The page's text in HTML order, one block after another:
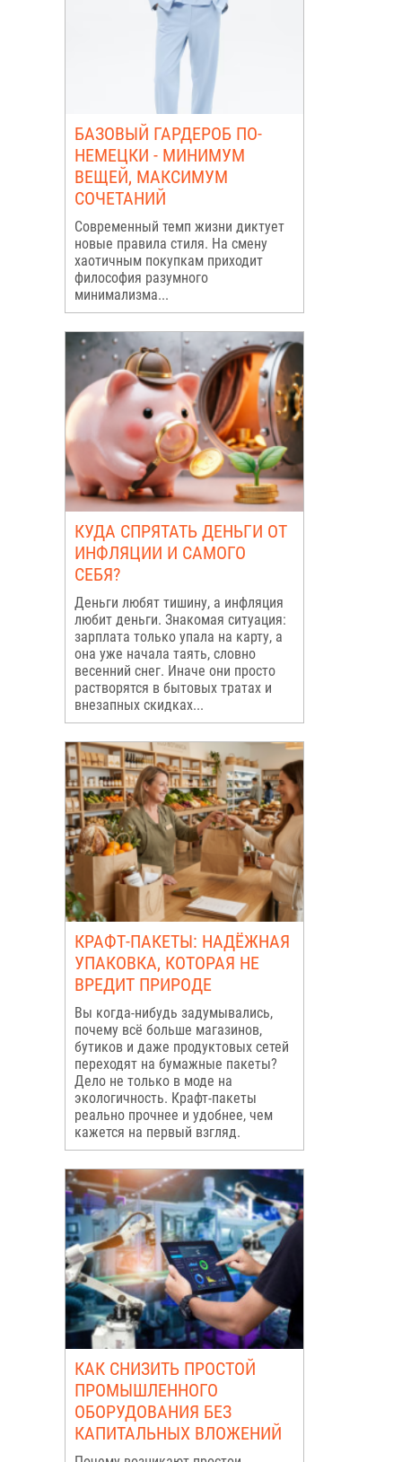
БАЗОВЫЙ ГАРДЕРОБ ПО-
НЕМЕЦКИ - МИНИМУМ
ВЕЩЕЙ, МАКСИМУМ
СОЧЕТАНИЙ
Современный темп жизни диктует
новые правила стиля. На смену
хаотичным покупкам приходит
философия разумного
минимализма...
КУДА СПРЯТАТЬ ДЕНЬГИ ОТ
ИНФЛЯЦИИ И САМОГО
СЕБЯ?
Деньги любят тишину, а инфляция
любит деньги. Знакомая ситуация:
зарплата только упала на карту, а
она уже начала таять, словно
весенний снег. Иначе они просто
растворятся в бытовых тратах и
внезапных скидках...
КРАФТ-ПАКЕТЫ: НАДЁЖНАЯ
УПАКОВКА, КОТОРАЯ НЕ
ВРЕДИТ ПРИРОДЕ
Вы когда-нибудь задумывались,
почему всё больше магазинов,
бутиков и даже продуктовых сетей
переходят на бумажные пакеты?
Дело не только в моде на
экологичность. Крафт-пакеты
реально прочнее и удобнее, чем
кажется на первый взгляд.
КАК СНИЗИТЬ ПРОСТОЙ
ПРОМЫШЛЕННОГО
ОБОРУДОВАНИЯ БЕЗ
КАПИТАЛЬНЫХ ВЛОЖЕНИЙ